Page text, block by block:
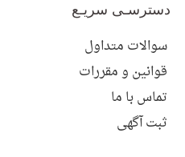
دسترسـی سریـع
سوالات متداول
قوانین و مقررات
تماس با ما
ثبت آگهی